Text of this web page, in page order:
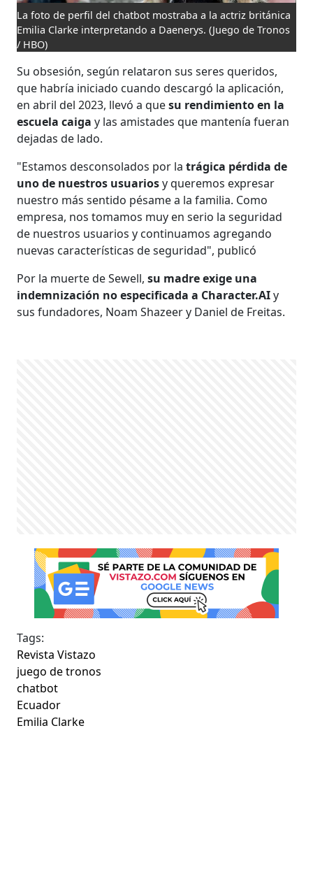
La foto de perfil del chatbot mostraba a la actriz británica
Emilia Clarke interpretando a Daenerys. (Juego de Tronos
/ HBO)
Su obsesión, según relataron sus seres queridos,
que habría iniciado cuando descargó la aplicación,
en abril del 2023, llevó a quesu rendimiento en la
escuela caiga y las amistades que mantenía fueran
dejadas de lado.
"Estamos desconsolados por la trágica pérdida de
uno de nuestros usuariosy queremos expresar
nuestro más sentido pésame a la familia. Como
empresa, nos tomamos muy en serio la seguridad
de nuestros usuarios y continuamos agregando
nuevas características de seguridad", publicó
Por la muerte de Sewell,su madre exige una
indemnización no especificada a Character.AIy
sus fundadores, Noam Shazeer y Daniel de Freitas.
Tags:
Revista Vistazo
juego de tronos
chatbot
Ecuador
Emilia Clarke